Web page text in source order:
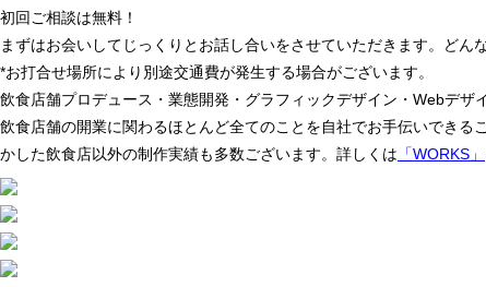
初回ご相談は無料！
まずはお会いしてじっくりとお話し合いをさせていただきます。どん
*お打合せ場所により別途交通費が発生する場合がございます。
飲食店舗プロデュース・業態開発・グラフィックデザイン・Webデザ
飲食店舗の開業に関わるほとんど全てのことを自社でお手伝いでき
かした飲食店以外の制作実績も多数ございます。詳しくは 「WORKS」